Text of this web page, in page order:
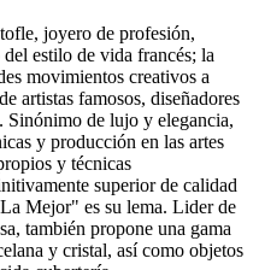
joyero de profesión,
estilo de vida francés; la
movimientos creativos a
artistas famosos, diseñadores
Sinónimo de lujo y elegancia,
y producción en las artes
y técnicas
superior de calidad
Mejor" es su lema. Lider de
también propone una gama
y cristal, así como objetos